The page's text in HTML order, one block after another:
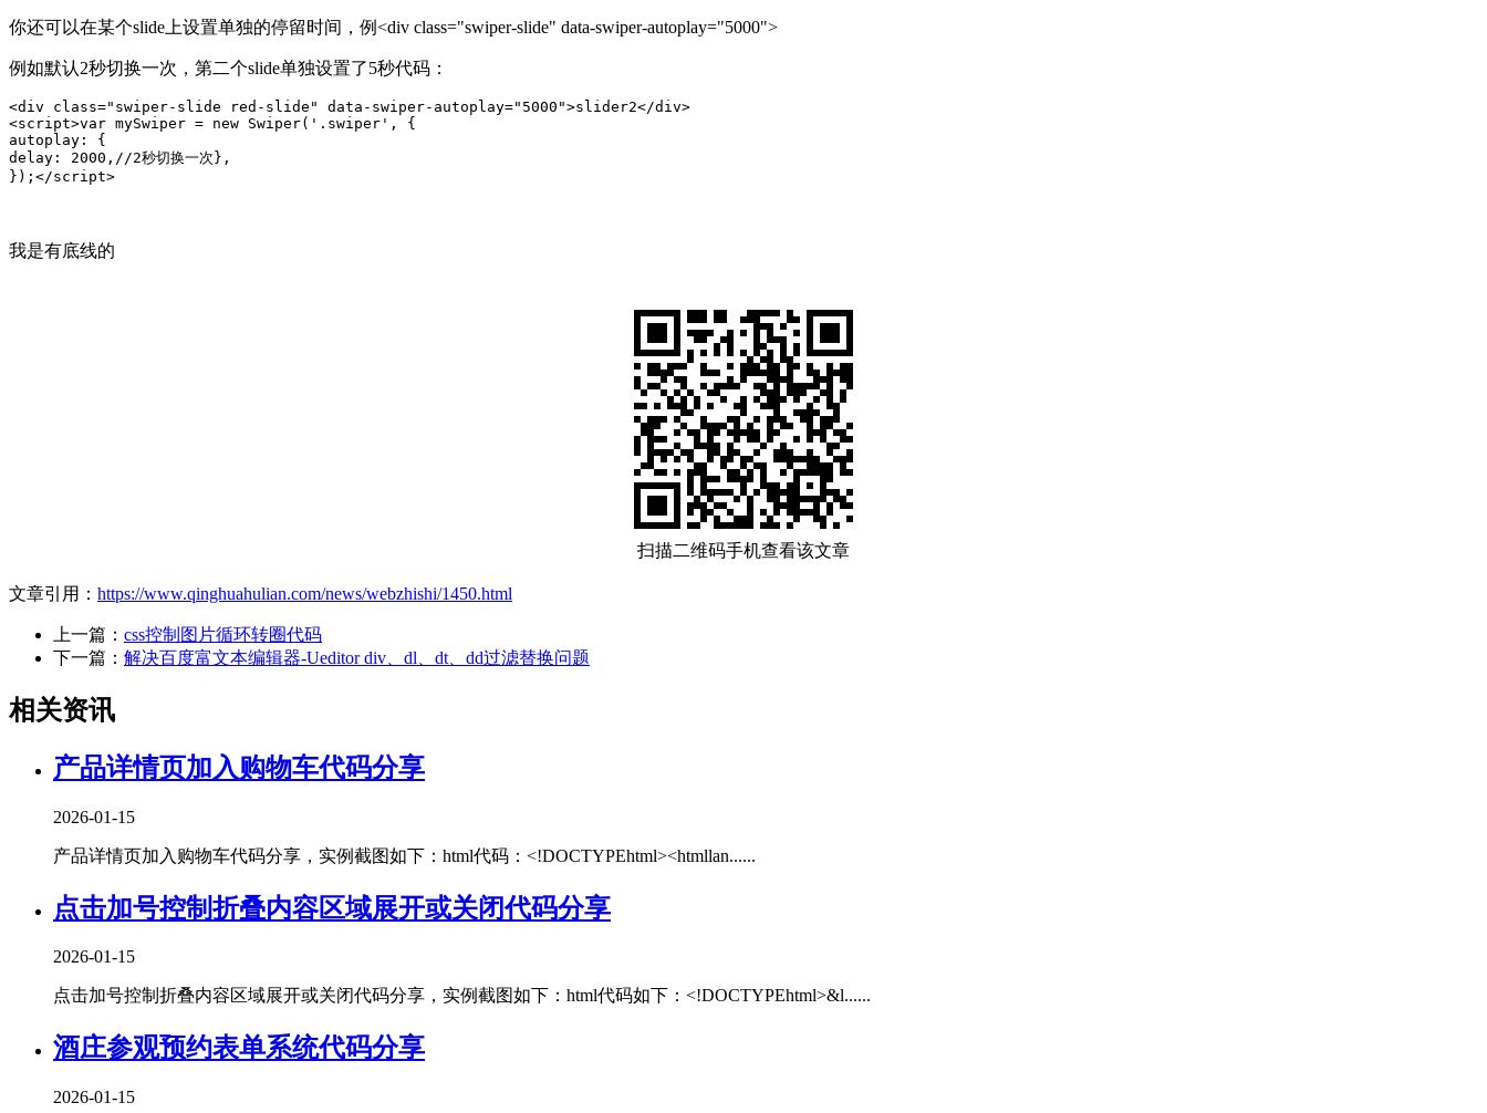
你还可以在某个slide上设置单独的停留时间，例<div class="swiper-slide" data-swiper-autoplay="5000">
例如默认2秒切换一次，第二个slide单独设置了5秒代码：
<div class="swiper-slide red-slide" data-swiper-autoplay="5000">slider2</div>
<script>var mySwiper = new Swiper('.swiper', {
autoplay: {
delay: 2000,//2秒切换一次},
});</script>
我是有底线的
扫描二维码手机查看该文章
文章引用： https://www.qinghuahulian.com/news/webzhishi/1450.html
上一篇： css控制图片循环转圈代码
下一篇： 解决百度富文本编辑器-Ueditor div、dl、dt、dd过滤替换问题
相关资讯
产品详情页加入购物车代码分享
2026-01-15
产品详情页加入购物车代码分享，实例截图如下：html代码：<!DOCTYPEhtml><htmllan......
点击加号控制折叠内容区域展开或关闭代码分享
2026-01-15
点击加号控制折叠内容区域展开或关闭代码分享，实例截图如下：html代码如下：<!DOCTYPEhtml>&l......
酒庄参观预约表单系统代码分享
2026-01-15